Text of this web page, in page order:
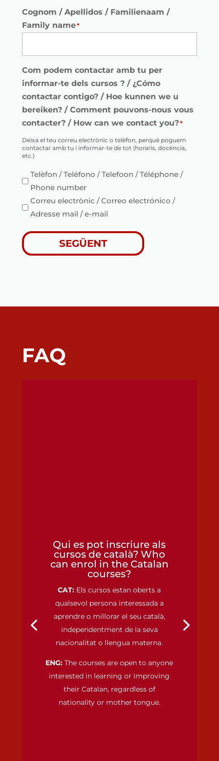
Cognom / Apellidos / Familienaam /
Family name*
Com podem contactar amb tu per
informar-te dels cursos ? / ¿Cómo
contactar contigo? / Hoe kunnen we u
bereiken? / Comment pouvons-nous vous
contacter? / How can we contact you?*
Deixa el teu correu electrònic o telèfon, perquè poguem
contactar amb tu i informar-te de tot (horaris, docència,
etc.)
Telèfon / Teléfono / Telefoon / Téléphone /
Phone number
Correu electrònic / Correo electrónico /
Adresse mail / e-mail
SEGÜENT
FAQ
Qui es pot inscriure als
cursos de català? Who
can enrol in the Catalan
courses?
CAT: Els cursos estan oberts a
qualsevol persona interessada a
aprendre o millorar el seu català,
independentment de la seva
nacionalitat o llengua materna.
ENG: The courses are open to anyone
interested in learning or improving
their Catalan, regardless of
nationality or mother tongue.